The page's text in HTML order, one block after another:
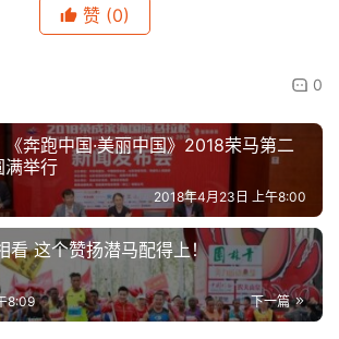
赞 (0)
0
奔跑中国·美丽中国》2018荣马第二
满举行
2018年4月23日 上午8:00
看 这个赞扬潜马配得上！
下一篇
8:09